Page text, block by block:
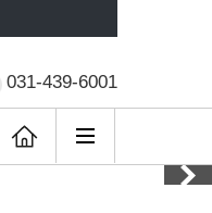
031-439-6001